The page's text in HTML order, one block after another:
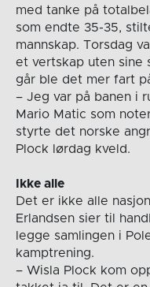
med tanke på
som endte 35-35,
mannskap. Torsdag
et vertskap uten sine
går ble det mer fart
– Jeg var på banen i
Mario Matic som
styrte det norske
Plock lørdag kveld.
Ikke alle
Det er ikke alle
Erlandsen sier til
legge samlingen i
kamptrening.
– Wisla Plock kom